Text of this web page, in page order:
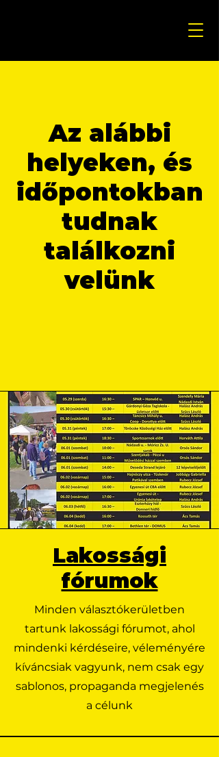
Az alábbi
helyeken, és
időpontokban
tudnak
találkozni
velünk
Lakossági
fórumok
Minden választókerületben
tartunk lakossági fórumot, ahol
mindenki kérdéseire, véleményére
kíváncsiak vagyunk, nem csak egy
sablonos, propaganda megjelenés
a célunk